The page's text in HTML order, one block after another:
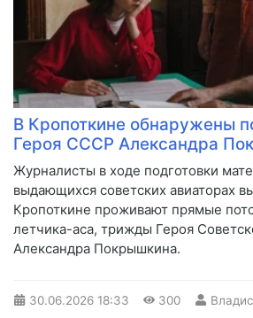
В Кропоткине обнаружены
Героя СССР Александра
Журналисты в ходе подготовки
выдающихся советских авиаторах
Кропоткине проживают прямые
летчика-аса, трижды Героя
Александра Покрышкина.
30.06.2026 18:33 300